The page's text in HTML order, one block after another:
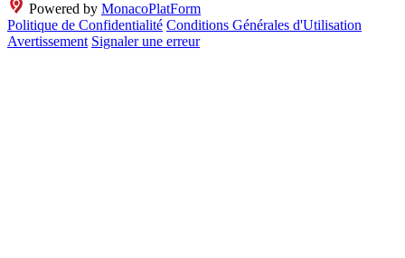
Powered by MonacoPlatForm
Politique de Confidentialité Conditions Générales d'Utilisation
Avertissement Signaler une erreur